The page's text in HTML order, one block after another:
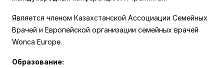
Является членом Казахстанской Ассоциации Семейных
Врачей и Европейской организации семейных врачей
Wonca Europe.
Образование: